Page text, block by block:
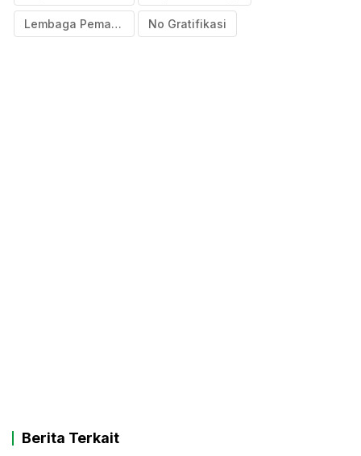
Lembaga Pemasyarakatan (Lapas) Kelas IIA Bulukumba No Gratifikasi
Berita Terkait